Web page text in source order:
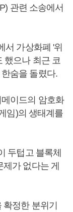
관련 소송에서
서 가상화폐 '위
했으나 최근 코
숨을 돌렸다.
이드의 암호화
임)의 생태계를
두텁고 블록체
가 없다는 게
정한 분위기